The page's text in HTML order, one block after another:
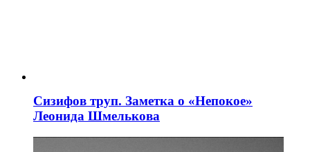
Сизифов труп. Заметка о «Непокое»
Леонида Шмелькова